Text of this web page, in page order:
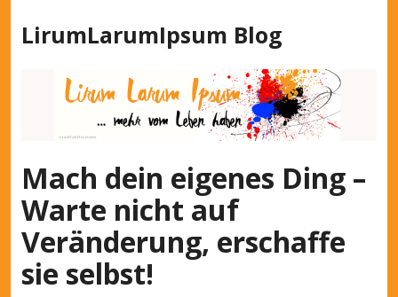
u
s
p
r
i
n
LirumLarumIpsum Blog
Mach dein eigenes Ding –
Warte nicht auf
Veränderung, erschaffe
sie selbst!